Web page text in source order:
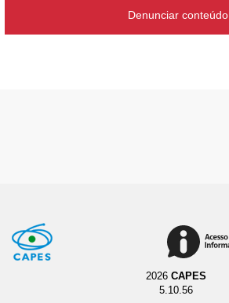
Denunciar conteúdo
2026 CAPES
5.10.56